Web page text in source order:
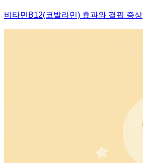
비타민B12(코발라민) 효과와 결핍 증상